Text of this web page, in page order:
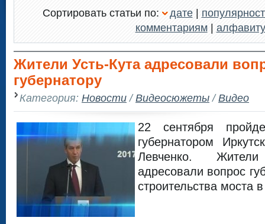
Сортировать статьи по: дате|
комментариям| алфавиту
Жители Усть-Кута адресовали
губернатору
Категория: Новости/Видеосюжеты/Видео
22 сентября
губернатором
Левченко.
адресовали вопрос
строительства моста